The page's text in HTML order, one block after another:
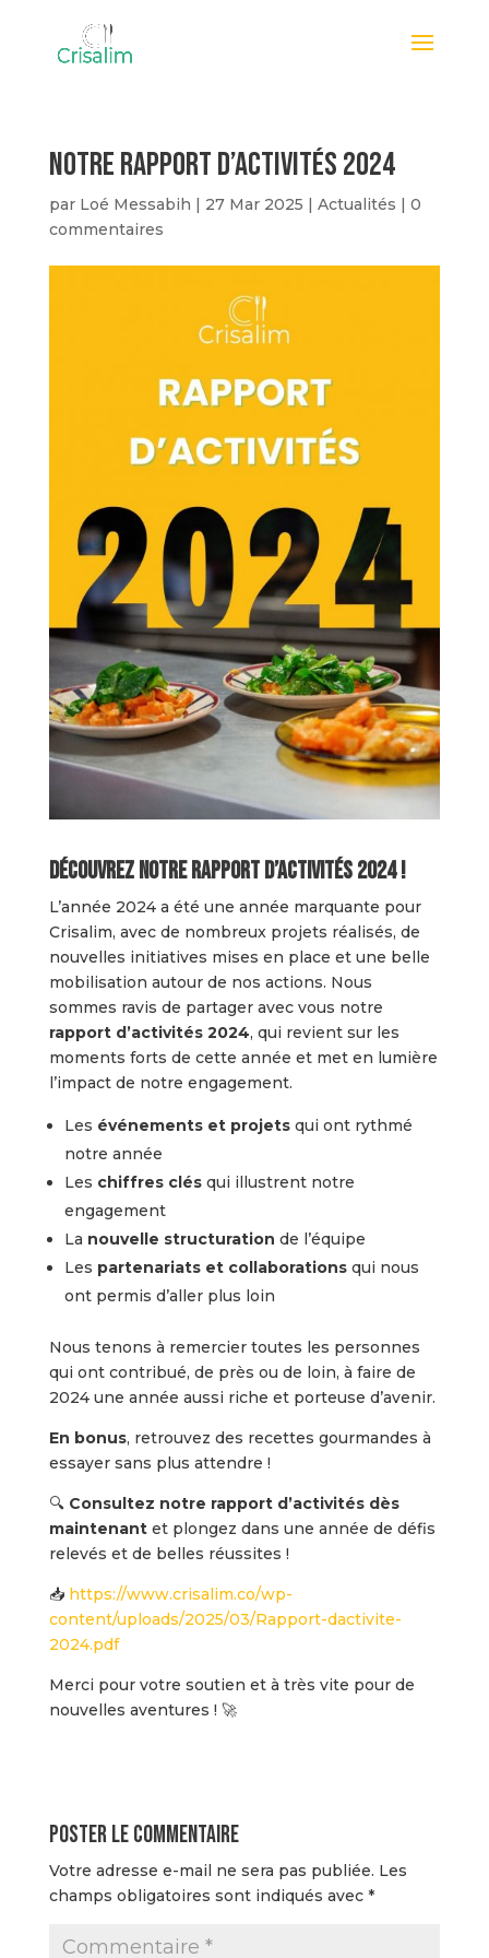
Notre rapport d’activités 2024
par Loé Messabih | 27 Mar 2025 | Actualités | 0
commentaires
Découvrez notre rapport d’activités 2024 !
L’année 2024 a été une année marquante pour
Crisalim, avec de nombreux projets réalisés, de
nouvelles initiatives mises en place et une belle
mobilisation autour de nos actions. Nous
sommes ravis de partager avec vous notre
rapport d’activités 2024, qui revient sur les
moments forts de cette année et met en lumière
l’impact de notre engagement.
Les événements et projetsqui ont rythmé
notre année
Les chiffres clésqui illustrent notre
engagement
La nouvelle structuration de l’équipe
Les partenariats et collaborationsqui nous
ont permis d’aller plus loin
Nous tenons à remercier toutes les personnes
qui ont contribué, de près ou de loin, à faire de
2024 une année aussi riche et porteuse d’avenir.
En bonus, retrouvez des recettes gourmandes à
essayer sans plus attendre !
🔍 Consultez notre rapport d’activités dès
maintenantet plongez dans une année de défis
relevés et de belles réussites !
📥 https://www.crisalim.co/wp-
content/uploads/2025/03/Rapport-dactivite-
2024.pdf
Merci pour votre soutien et à très vite pour de
nouvelles aventures ! 🚀
Poster le commentaire
Votre adresse e-mail ne sera pas publiée. Les
champs obligatoires sont indiqués avec *